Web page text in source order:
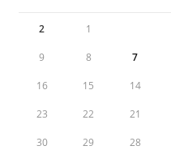
1
2
7
8
9
14
15
16
21
22
23
28
29
30